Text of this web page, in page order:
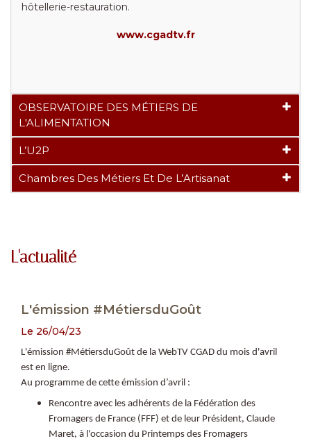
hôtellerie-restauration.
www.cgadtv.fr
OBSERVATOIRE DES MÉTIERS DE
L'ALIMENTATION
L’U2P
Chambres Des Métiers Et De L’Artisanat
L'actualité
L'émission #MétiersduGoût
Le 26/04/23
L'émission #MétiersduGoût de la WebTV CGAD du mois d'avril
est en ligne.
Au programme de cette émission d’avril :
Rencontre avec les adhérents de la Fédération des
Fromagers de France (FFF) et de leur Président, Claude
Maret, à l'occasion du Printemps des Fromagers